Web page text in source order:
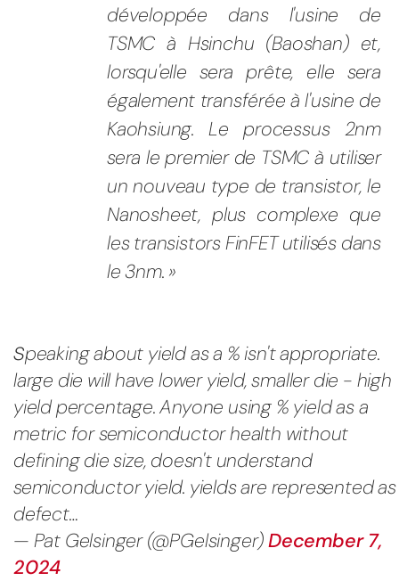
développée dans l'usine de
TSMC à Hsinchu (Baoshan) et,
lorsqu'elle sera prête, elle sera
également transférée à l'usine de
Kaohsiung. Le processus 2nm
sera le premier de TSMC à utiliser
un nouveau type de transistor, le
Nanosheet, plus complexe que
les transistors FinFET utilisés dans
le 3nm. »
speaking about yield as a % isn't appropriate.
large die will have lower yield, smaller die - high
yield percentage. Anyone using % yield as a
metric for semiconductor health without
defining die size, doesn't understand
semiconductor yield. yields are represented as
defect…
— Pat Gelsinger (@PGelsinger)December 7,
2024